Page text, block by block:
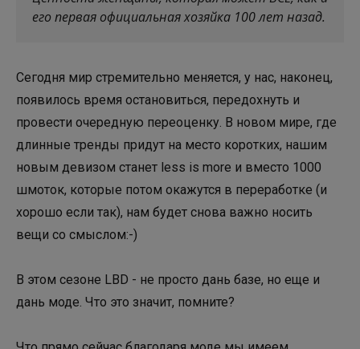
его первая официальная хозяйка 100 лет назад.
Сегодня мир стремительно меняется, у нас, наконец,
появилось время остановиться, передохнуть и
провести очередную переоценку. В новом мире, где
длинные тренды придут на место коротких, нашим
новым девизом станет less is more и вместо 1000
шмоток, которые потом окажутся в переработке (и
хорошо если так), нам будет снова важно носить
вещи со смыслом:-)
В этом сезоне LBD - не просто дань базе, но еще и
дань моде. Что это значит, помните?